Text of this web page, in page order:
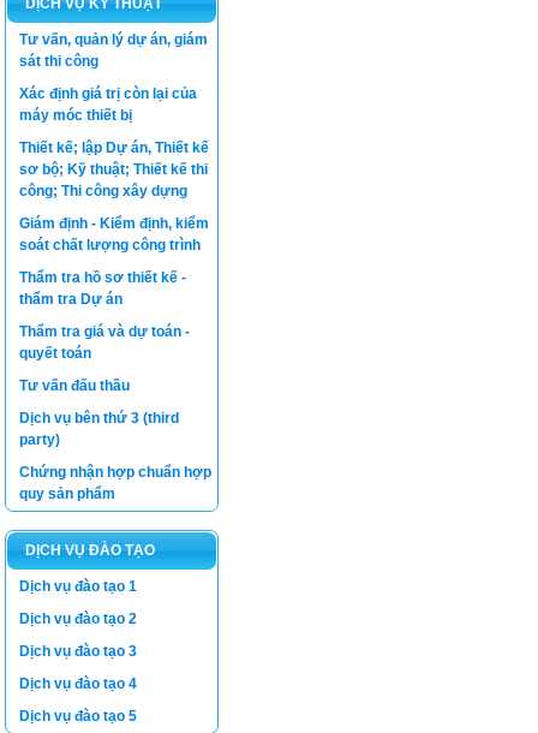
DỊCH VỤ KỸ THUẬT
Tư vấn, quản lý dự án, giám
sát thi công
Xác định giá trị còn lại của
máy móc thiết bị
Thiết kế; lập Dự án, Thiết kế
sơ bộ; Kỹ thuật; Thiết kế thi
công; Thi công xây dựng
Giám định - Kiểm định, kiểm
soát chất lượng công trình
Thẩm tra hồ sơ thiết kế -
thẩm tra Dự án
Thẩm tra giá và dự toán -
quyết toán
Tư vấn đấu thầu
Dịch vụ bên thứ 3 (third
party)
Chứng nhận hợp chuẩn hợp
quy sản phẩm
DỊCH VỤ ĐÀO TẠO
Dịch vụ đào tạo 1
Dịch vụ đào tạo 2
Dịch vụ đào tạo 3
Dịch vụ đào tạo 4
Dịch vụ đào tạo 5